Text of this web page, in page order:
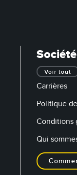
Société
Voir tout
Carrières
Politique
Conditions
Qui